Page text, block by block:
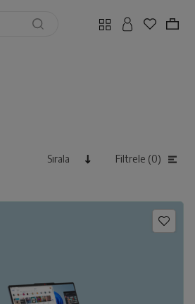
Sırala Filtrele (0)